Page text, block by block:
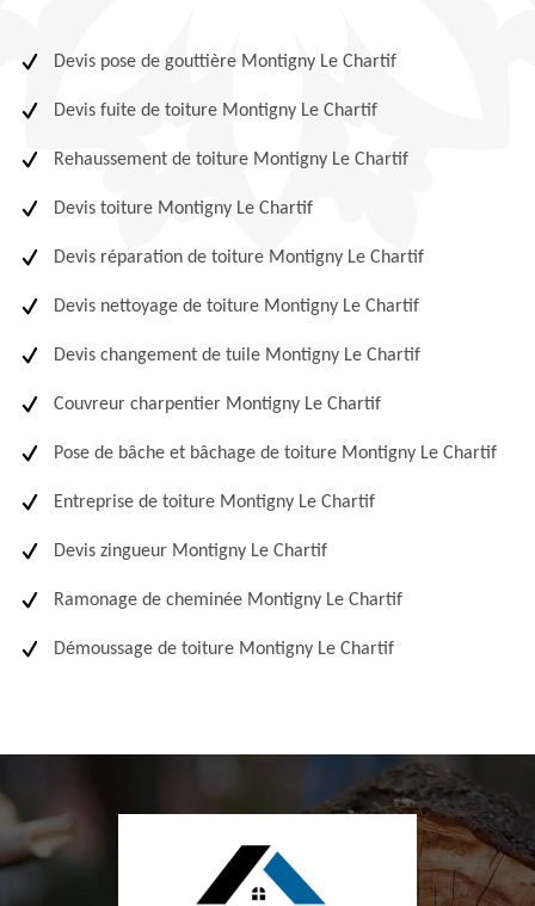
Devis pose de gouttière Montigny Le Chartif
Devis fuite de toiture Montigny Le Chartif
Rehaussement de toiture Montigny Le Chartif
Devis toiture Montigny Le Chartif
Devis réparation de toiture Montigny Le Chartif
Devis nettoyage de toiture Montigny Le Chartif
Devis changement de tuile Montigny Le Chartif
Couvreur charpentier Montigny Le Chartif
Pose de bâche et bâchage de toiture Montigny Le Chartif
Entreprise de toiture Montigny Le Chartif
Devis zingueur Montigny Le Chartif
Ramonage de cheminée Montigny Le Chartif
Démoussage de toiture Montigny Le Chartif